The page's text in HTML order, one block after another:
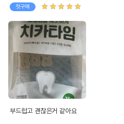
첫구매
부드럽고 괜찮은거 같아요